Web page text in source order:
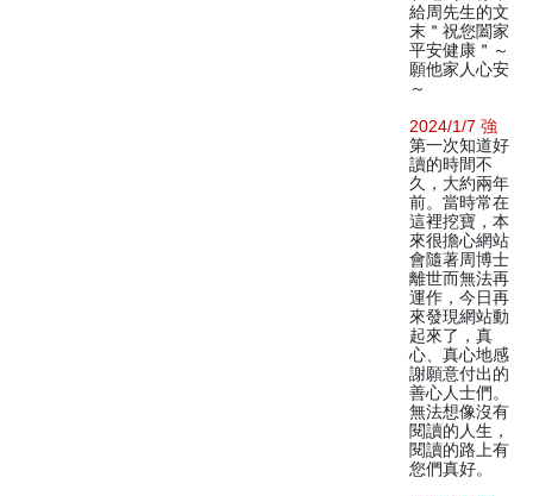
給周先生的文
末＂祝您闔家
平安健康＂～
願他家人心安
～
2024/1/7 強
第一次知道好
讀的時間不
久，大約兩年
前。當時常在
這裡挖寶，本
來很擔心網站
會隨著周博士
離世而無法再
運作，今日再
來發現網站動
起來了，真
心、真心地感
謝願意付出的
善心人士們。
無法想像沒有
閱讀的人生，
閱讀的路上有
您們真好。